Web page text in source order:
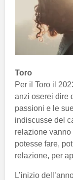
Toro
Per il Toro il
anzi oserei dire
passioni e le
indiscusse del
relazione
potesse fare,
relazione, per
L’inizio